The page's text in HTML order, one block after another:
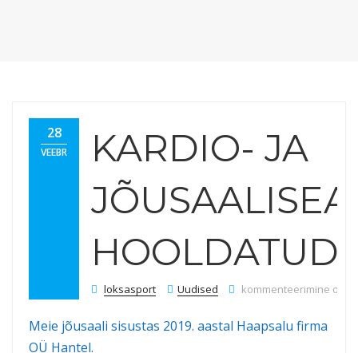
28
VEEBR
KARDIO- JA
HOOLDATUD
loksasport Uudised Kardio- ja
kommenteerimine on
Meie jõusaali sisustas 2019. aastal Haapsalu firma
OÜ Hantel.